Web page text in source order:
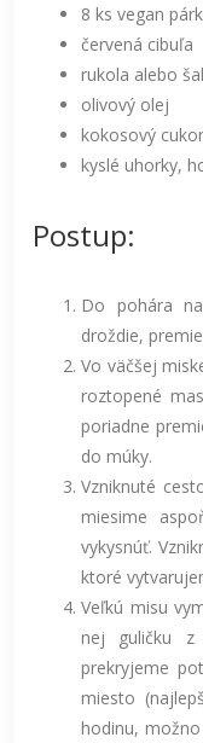
8 ks vegan
červená cibuľa
rukola alebo
olivový olej
kokosový cukor
kyslé uhorky,
Postup:
Do pohára
droždie,
Vo väčšej
roztopené
poriadne
do múky.
Vzniknuté
miesime
vykysnúť.
ktoré
Veľkú misu
nej guličku z
prekryjeme
miesto
hodinu,